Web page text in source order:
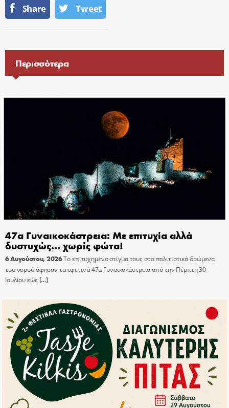
Share Tweet
Περισσότερα
47α Γυναικοκάστρεια: Με επιτυχία αλλά
δυστυχώς… χωρίς φώτα!
6 Αυγούστου, 2026Το επιτυχημένο στίγμα τους στα πολιτιστικά δρώμενα
του νομού άφησαν τα εφετινά 47α Γυναικοκάστρεια από την Πέμπτη 30
Ιουλίου εώς[…]